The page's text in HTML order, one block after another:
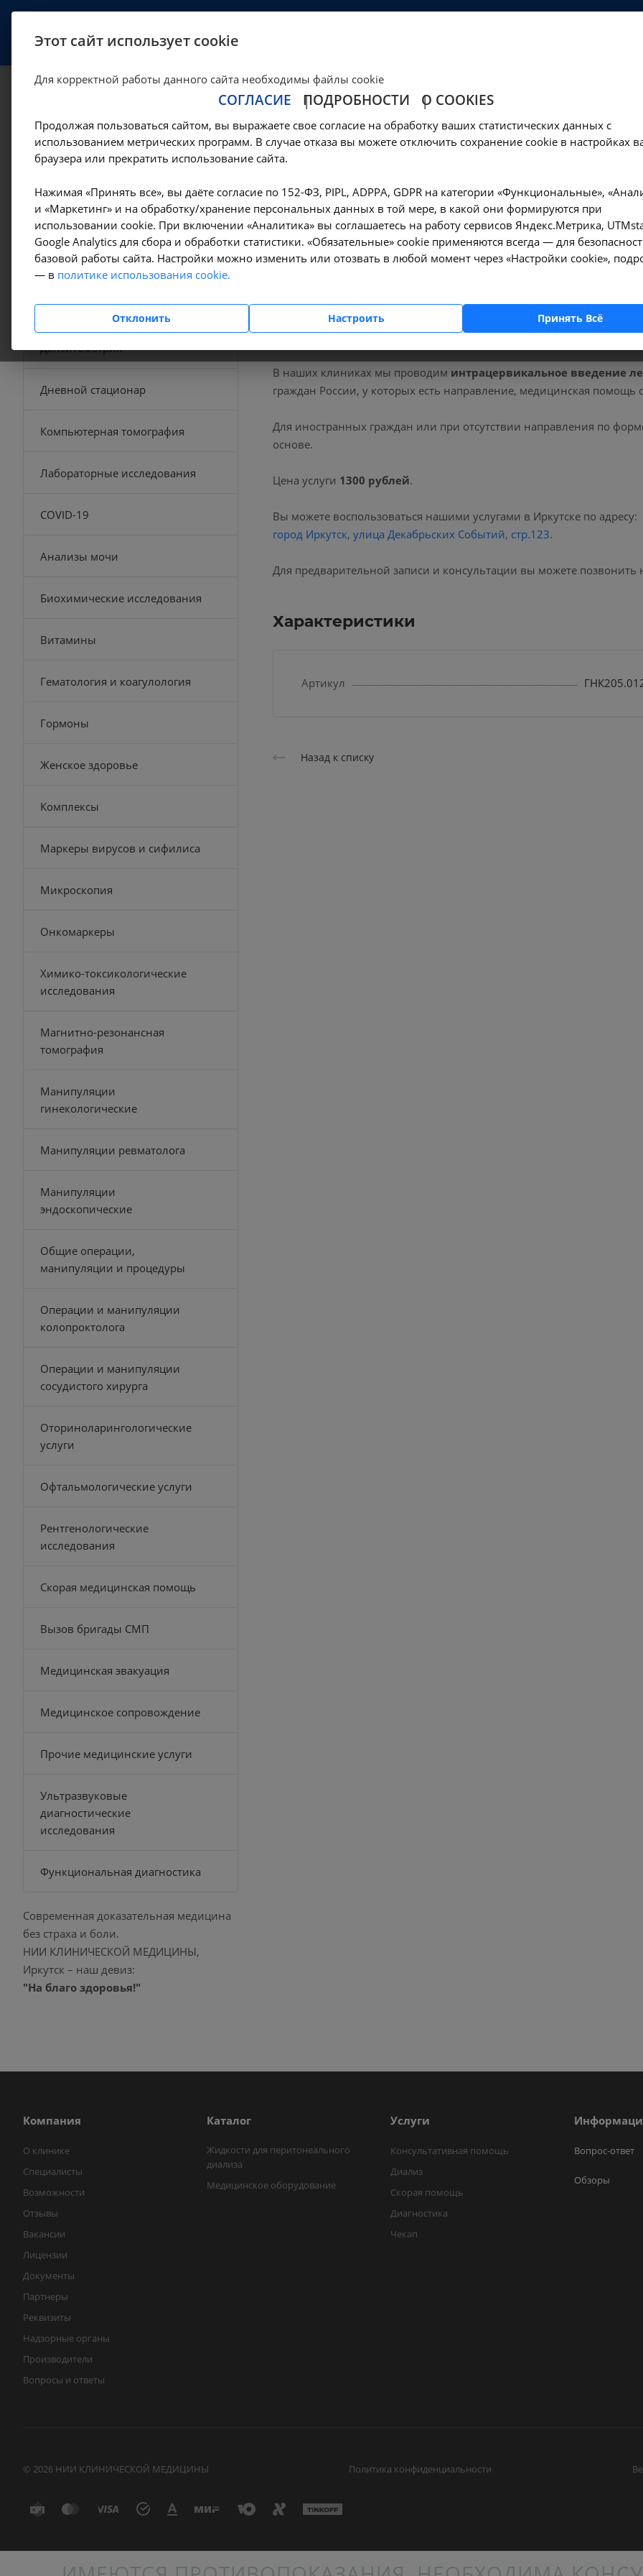
Интрацервикальное введение
препаратов - ГНК205.012 в Иркутске
Цены в Иркутске — Манипуляции гинекологические — Интрацервикальное введение лечебных препаратов - ГНК205.012 в Иркутске
Оформите заявку на сайте, мы свяжемся с
вопросы.
В наших клиниках мы проводим интрацервикальное введение
граждан России, у которых есть направление, медицинская помощь
Для иностранных граждан или при отсутствии направления по
основе.
Цена услуги 1300 рублей.
Вы можете воспользоваться нашими услугами в Иркутске по адресу:
город Иркутск, улица Декабрьских Событий, стр.123.
Для предварительной записи и консультации вы можете
Характеристики
Артикул
Назад к списку
Амбулаторно-
поликлинические услуги
Гемодиализ
Денситометрия
Дневной стационар
Компьютерная томография
Лабораторные исследования
COVID-19
Анализы мочи
Биохимические исследования
Витамины
Гематология и коагулология
Гормоны
Женское здоровье
Комплексы
Маркеры вирусов и сифилиса
Микроскопия
Онкомаркеры
Химико-токсикологические
исследования
Магнитно-резонансная
томография
Манипуляции
гинекологические
Манипуляции ревматолога
Манипуляции
эндоскопические
Общие операции,
манипуляции и процедуры
Операции и манипуляции
колопроктолога
Операции и манипуляции
сосудистого хирурга
Оториноларингологические
услуги
Офтальмологические услуги
Рентгенологические
исследования
Скорая медицинская помощь
Вызов бригады СМП
Медицинская эвакуация
Медицинское сопровождение
Прочие медицинские услуги
Ультразвуковые
диагностические
исследования
Функциональная диагностика
Современная доказательная медицина
без страха и боли.
НИИ КЛИНИЧЕСКОЙ МЕДИЦИНЫ,
Иркутск – наш девиз:
"На благо здоровья!"
Компания
О клинике
Специалисты
Возможности
Отзывы
Вакансии
Лицензии
Документы
Партнеры
Реквизиты
Надзорные органы
Производители
Вопросы и ответы
Каталог
Жидкости для перитонеального
диализа
Медицинское оборудование
Услуги
Консультативная помощь
Диализ
Скорая помощь
Диагностика
Чекап
Вопрос-ответ
Обзоры
© 2026 НИИ КЛИНИЧЕСКОЙ МЕДИЦИНЫ Политика конфиденциальности
Да, верно
Этот сайт использует cookie
Для корректной работы данного сайта необходимы файлы cookie
СОГЛАСИЕ ПОДРОБНОСТИ О COOKIES
Продолжая пользоваться сайтом, вы выражаете свое согласие на обработку ваших статистических данных с
использованием метрических программ. В случае отказа вы можете отключить сохранение cookie в настройках
браузера или прекратить использование сайта.
Нажимая «Принять все», вы даёте согласие по 152-ФЗ, PIPL, ADPPA, GDPR на категории «Функциональные»,
и «Маркетинг» и на обработку/хранение персональных данных в той мере, в какой они формируются при
использовании cookie. При включении «Аналитика» вы соглашаетесь на работу сервисов Яндекс.Метрика,
Google Analytics для сбора и обработки статистики. «Обязательные» cookie применяются всегда — для
базовой работы сайта. Настройки можно изменить или отозвать в любой момент через «Настройки cookie»,
— в политике использования cookie.
Отклонить Настроить Принять Всё